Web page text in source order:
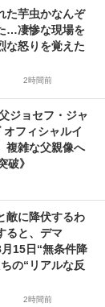
た芋虫かなんぞ
…凄惨な現場を
な怒りを覚えた
2時間前
ジョセフ・ジャ
フィシャルイ
複雑な父親像へ
破》
敵に降伏するわ
ると、デマ
15日“無条件降
の“リアルな反
2時間前